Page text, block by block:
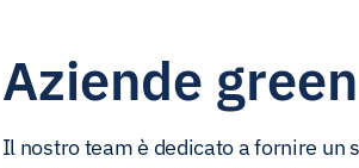
Aziende green
Il nostro team è dedicato a fornire un